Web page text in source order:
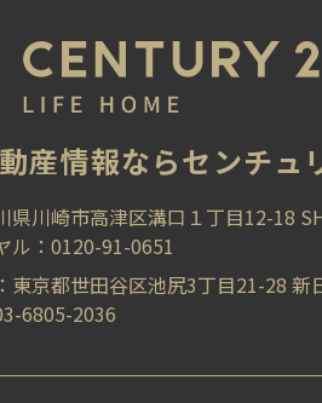
産情報ならセンチュ
県川崎市高津区溝口１丁目12-18
ル：0120-91-0651
東京都世田谷区池尻3丁目21-28 新
6805-2036